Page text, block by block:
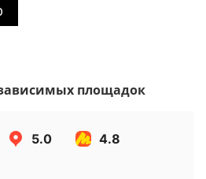
площадок
5.0 4.8